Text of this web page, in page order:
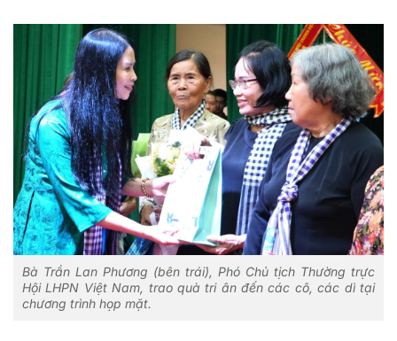
Bà Trần Lan Phương (bên trái), Phó Chủ tịch Thường trực
Hội LHPN Việt Nam, trao quà tri ân đến các cô, các dì tại
chương trình họp mặt.